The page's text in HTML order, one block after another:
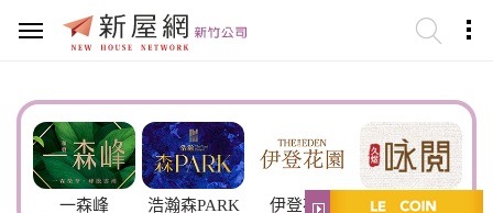
浩瀚森PARK 伊登花園 久煜咏閲 飛翔